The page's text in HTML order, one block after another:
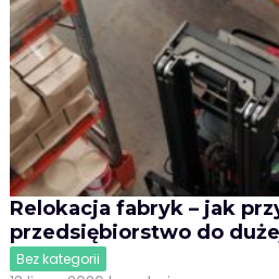
Relokacja fabryk – jak
przedsiębiorstwo do
Bez kategorii